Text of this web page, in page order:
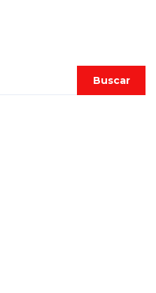
Buscar